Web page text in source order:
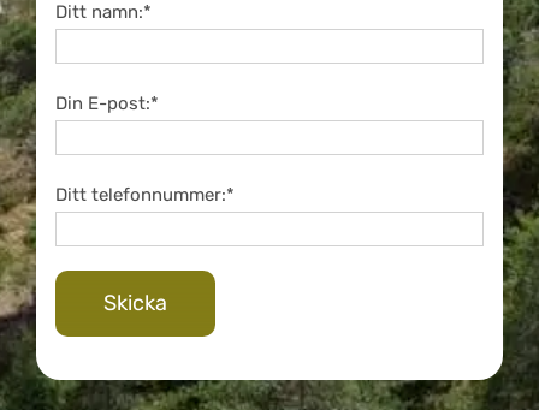
Ditt namn:*
Din E-post:*
Ditt telefonnummer:*